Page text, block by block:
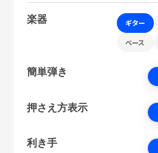
楽器 ギター
ベース
簡単弾き
押さえ方表示
利き手